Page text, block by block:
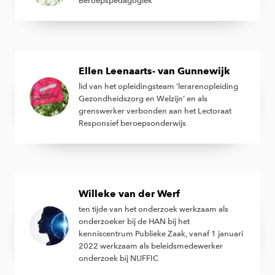
Ellen Leenaarts- van Gunnewijk
lid van het opleidingsteam ‘lerarenopleiding
Gezondheidszorg en Welzijn’ en als
grenswerker verbonden aan het Lectoraat
Responsief beroepsonderwijs
Willeke van der Werf
ten tijde van het onderzoek werkzaam als
onderzoeker bij de HAN bij het
kenniscentrum Publieke Zaak, vanaf 1 januari
2022 werkzaam als beleidsmedewerker
onderzoek bij NUFFIC